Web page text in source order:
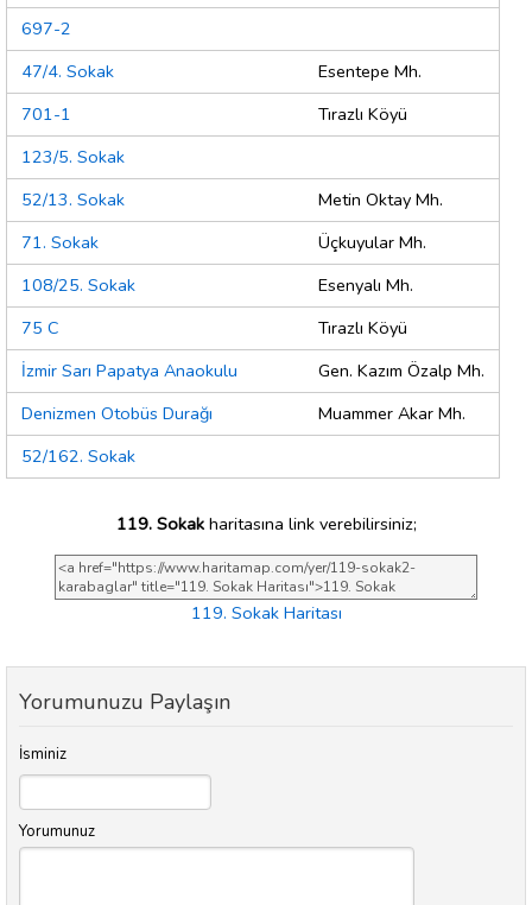
697-2
47/4. Sokak
Esentepe Mh.
701-1
Tırazlı Köyü
123/5. Sokak
52/13. Sokak
Metin Oktay Mh.
71. Sokak
Üçkuyular Mh.
108/25. Sokak
Esenyalı Mh.
75 C
Tırazlı Köyü
İzmir Sarı Papatya Anaokulu
Gen. Kazım Özalp Mh.
Denizmen Otobüs Durağı
Muammer Akar Mh.
52/162. Sokak
119. Sokakharitasına link verebilirsiniz;
119. Sokak Haritası
Yorumunuzu Paylaşın
İsminiz
Yorumunuz